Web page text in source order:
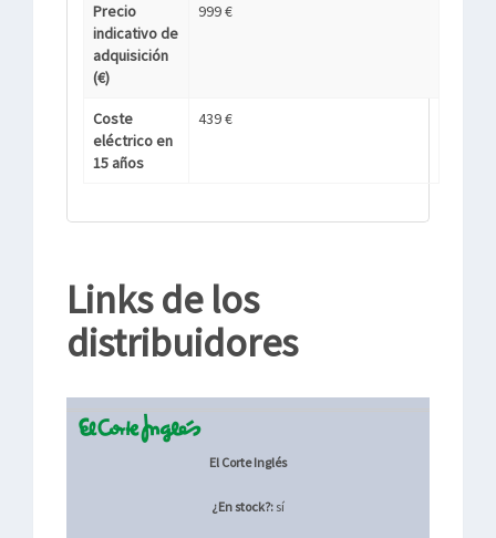
Precio
indicativo de
adquisición
(€)
999 €
Coste
eléctrico en
15 años
439 €
Links de los
distribuidores
El Corte Inglés
¿En stock?: sí